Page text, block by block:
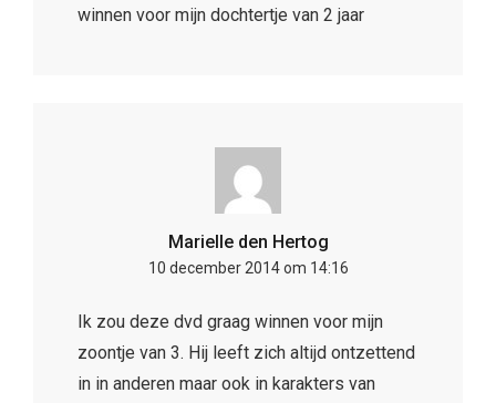
winnen voor mijn dochtertje van 2 jaar
Marielle den Hertog
10 december 2014 om 14:16
Ik zou deze dvd graag winnen voor mijn
zoontje van 3. Hij leeft zich altijd ontzettend
in in anderen maar ook in karakters van